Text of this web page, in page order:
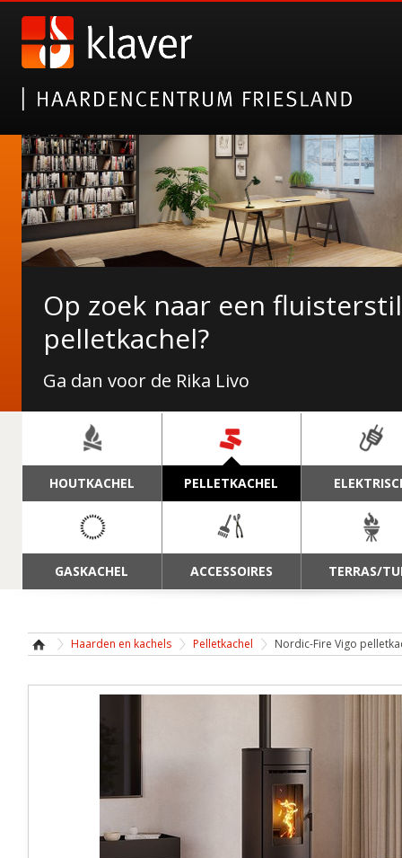
NORDICFIRE FINN
Wat Finn u ervan?
Op zoek naar een
pelletkachel?
Ga dan voor de Rika Livo
De Duroflame Carre
Nu bij ons in de showroom!
NAVIGATIE
HOUTKACHEL PELLETKACHEL
GASKACHEL ACCESSOIRES TERRAS/
Haarden en kachels Pelletkachel Nordic-Fire Vigo